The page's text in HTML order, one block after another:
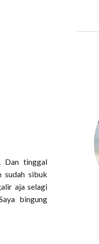
Dan tinggal
sudah sibuk
aja selagi
bingung